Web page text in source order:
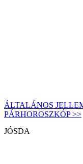
ÁLTALÁNOS
PÁRHOROSZKÓP >>
JÓSDA